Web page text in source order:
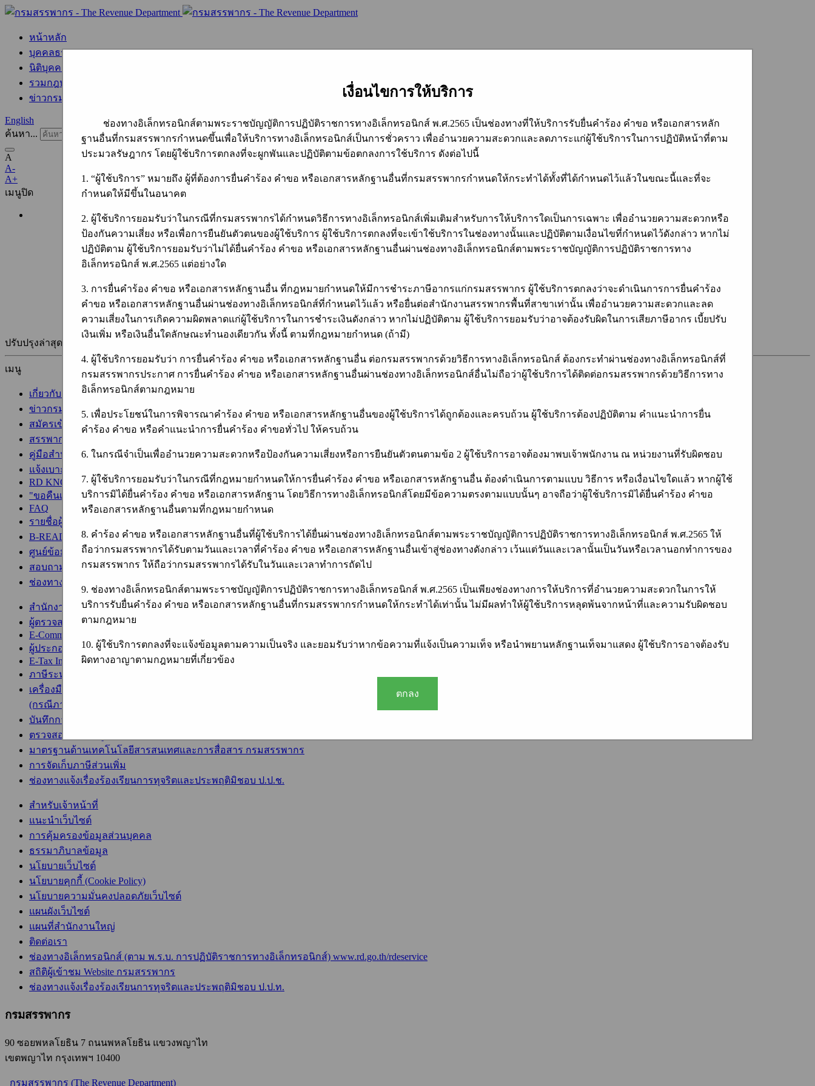
หน้าหลัก
บุคคลธรรมดา
นิติบุคคล
รวมกฎหมายภาษี
ข่าวกรมสรรพากร
English
ค้นหา...
A
A-
A+
เมนูปิด
โปรดอ่านเงื่อนไขการให้บริการก่อนใช้บริการ
เงื่อนไขการให้บริการ
เงื่อนไขการให้บริการ
ช่องทางอิเล็กทรอนิกส์ตามพระราชบัญญัติการปฏิบัติราชการทางอิเล็กทรอนิกส์ พ.ศ.2565 เป็นช่องทางที่ให้บริการรับยื่นคำร้อง คำขอ หรือเอกสารหลัก
ฐานอื่นที่กรมสรรพากรกำหนดขึ้นเพื่อให้บริการทางอิเล็กทรอนิกส์เป็นการชั่วคราว เพื่ออำนวยความสะดวกและลดภาระแก่ผู้ใช้บริการในการปฏิบัติหน้าที่ตาม
ประมวลรัษฎากร โดยผู้ใช้บริการตกลงที่จะผูกพันและปฏิบัติตามข้อตกลงการใช้บริการ ดังต่อไปนี้
1. “ผู้ใช้บริการ” หมายถึง ผู้ที่ต้องการยื่นคำร้อง คำขอ หรือเอกสารหลักฐานอื่นที่กรมสรรพากรกำหนดให้กระทำได้ทั้งที่ได้กำหนดไว้แล้วในขณะนี้และที่จะ
กำหนดให้มีขึ้นในอนาคต
2. ผู้ใช้บริการยอมรับว่าในกรณีที่กรมสรรพากรได้กำหนดวิธีการทางอิเล็กทรอนิกส์เพิ่มเติมสำหรับการให้บริการใดเป็นการเฉพาะ เพื่ออำนวยความสะดวกหรือ
ป้องกันความเสี่ยง หรือเพื่อการยืนยันตัวตนของผู้ใช้บริการ ผู้ใช้บริการตกลงที่จะเข้าใช้บริการในช่องทางนั้นและปฏิบัติตามเงื่อนไขที่กำหนดไว้ดังกล่าว หากไม่
ปฏิบัติตาม ผู้ใช้บริการยอมรับว่าไม่ได้ยื่นคำร้อง คำขอ หรือเอกสารหลักฐานอื่นผ่านช่องทางอิเล็กทรอนิกส์ตามพระราชบัญญัติการปฏิบัติราชการทาง
อิเล็กทรอนิกส์ พ.ศ.2565 แต่อย่างใด
3. การยื่นคำร้อง คำขอ หรือเอกสารหลักฐานอื่น ที่กฎหมายกำหนดให้มีการชำระภาษีอากรแก่กรมสรรพากร ผู้ใช้บริการตกลงว่าจะดำเนินการการยื่นคำร้อง
คำขอ หรือเอกสารหลักฐานอื่นผ่านช่องทางอิเล็กทรอนิกส์ที่กำหนดไว้แล้ว หรือยื่นต่อสำนักงานสรรพากรพื้นที่สาขาเท่านั้น เพื่ออำนวยความสะดวกและลด
ความเสี่ยงในการเกิดความผิดพลาดแก่ผู้ใช้บริการในการชำระเงินดังกล่าว หากไม่ปฏิบัติตาม ผู้ใช้บริการยอมรับว่าอาจต้องรับผิดในการเสียภาษีอากร เบี้ยปรับ
เงินเพิ่ม หรือเงินอื่นใดลักษณะทำนองเดียวกัน ทั้งนี้ ตามที่กฎหมายกำหนด (ถ้ามี)
4. ผู้ใช้บริการยอมรับว่า การยื่นคำร้อง คำขอ หรือเอกสารหลักฐานอื่น ต่อกรมสรรพากรด้วยวิธีการทางอิเล็กทรอนิกส์ ต้องกระทำผ่านช่องทางอิเล็กทรอนิกส์ที่
กรมสรรพากรประกาศ การยื่นคำร้อง คำขอ หรือเอกสารหลักฐานอื่นผ่านช่องทางอิเล็กทรอนิกส์อื่นไม่ถือว่าผู้ใช้บริการได้ติดต่อกรมสรรพากรด้วยวิธีการทาง
อิเล็กทรอนิกส์ตามกฎหมาย
5. เพื่อประโยชน์ในการพิจารณาคำร้อง คำขอ หรือเอกสารหลักฐานอื่นของผู้ใช้บริการได้ถูกต้องและครบถ้วน ผู้ใช้บริการต้องปฏิบัติตาม คำแนะนำการยื่น
คำร้อง คำขอ หรือคำแนะนำการยื่นคำร้อง คำขอทั่วไป ให้ครบถ้วน
6. ในกรณีจำเป็นเพื่ออำนวยความสะดวกหรือป้องกันความเสี่ยงหรือการยืนยันตัวตนตามข้อ 2 ผู้ใช้บริการอาจต้องมาพบเจ้าพนักงาน ณ หน่วยงานที่รับผิดชอบ
7. ผู้ใช้บริการยอมรับว่าในกรณีที่กฎหมายกำหนดให้การยื่นคำร้อง คำขอ หรือเอกสารหลักฐานอื่น ต้องดำเนินการตามแบบ วิธีการ หรือเงื่อนไขใดแล้ว หากผู้ใช้
บริการมิได้ยื่นคำร้อง คำขอ หรือเอกสารหลักฐาน โดยวิธีการทางอิเล็กทรอนิกส์โดยมีข้อความตรงตามแบบนั้นๆ อาจถือว่าผู้ใช้บริการมิได้ยื่นคำร้อง คำขอ
หรือเอกสารหลักฐานอื่นตามที่กฎหมายกำหนด
8. คำร้อง คำขอ หรือเอกสารหลักฐานอื่นที่ผู้ใช้บริการได้ยื่นผ่านช่องทางอิเล็กทรอนิกส์ตามพระราชบัญญัติการปฏิบัติราชการทางอิเล็กทรอนิกส์ พ.ศ.2565 ให้
ถือว่ากรมสรรพากรได้รับตามวันและเวลาที่คำร้อง คำขอ หรือเอกสารหลักฐานอื่นเข้าสู่ช่องทางดังกล่าว เว้นแต่วันและเวลานั้นเป็นวันหรือเวลานอกทำการของ
กรมสรรพากร ให้ถือว่ากรมสรรพากรได้รับในวันและเวลาทำการถัดไป
9. ช่องทางอิเล็กทรอนิกส์ตามพระราชบัญญัติการปฏิบัติราชการทางอิเล็กทรอนิกส์ พ.ศ.2565 เป็นเพียงช่องทางการให้บริการที่อำนวยความสะดวกในการให้
บริการรับยื่นคำร้อง คำขอ หรือเอกสารหลักฐานอื่นที่กรมสรรพากรกำหนดให้กระทำได้เท่านั้น ไม่มีผลทำให้ผู้ใช้บริการหลุดพ้นจากหน้าที่และความรับผิดชอบ
ตามกฎหมาย
10. ผู้ใช้บริการตกลงที่จะแจ้งข้อมูลตามความเป็นจริง และยอมรับว่าหากข้อความที่แจ้งเป็นความเท็จ หรือนำพยานหลักฐานเท็จมาแสดง ผู้ใช้บริการอาจต้องรับ
ผิดทางอาญาตามกฎหมายที่เกี่ยวข้อง
ตกลง
ปรับปรุงล่าสุด: 10-01-2023
เมนู
เกี่ยวกับกรมสรรพากร
ข่าวกรมสรรพากร
สมัครเข้ารับราชการ
สรรพากรสาส์น
คู่มือสำหรับประชาชน
แจ้งเบาะแสหลีกเลี่ยงภาษี
RD KNOWLEDGE
"ขอคืนเงินภาษี" มีคำตอบ
FAQ
รายชื่อผู้ให้บริการจัดทำหรือนำส่งข้อมูลอิเล็กทรอนิกส์
B-READY ด้านภาษีโดยธนาคารโลก
ศูนย์ข้อมูลข่าวสารอิเล็กทรอนิกส์ของราชการ กรมสรรพากร
สอบถามความพึงพอใจการใช้งานเว็บไซต์
ช่องทางแจ้งเรื่องร้องเรียนการทุจริตและประพฤติมิชอบ กรมสรรพากร
สำนักงานบัญชีตัวแทน
ผู้ตรวจสอบและรับรองบัญชี
E-Commerce
ผู้ประกอบการ SMEs
E-Tax Info
ภาษีระหว่างประเทศ
เครื่องมือช่วยคำนวณเครดิตภาษีสำหรับผู้มีเงินได้จากต่างประเทศ
(กรณีภาษีเงินได้บุคคลธรรมดา)
บันทึกการบริจาค e-Donation
ตรวจสอบรายชื่อผู้ประกอบการเข้าระบบ e-Tax Invoice & e-Receipt
มาตรฐานด้านเทคโนโลยีสารสนเทศและการสื่อสาร กรมสรรพากร
การจัดเก็บภาษีส่วนเพิ่ม
ช่องทางแจ้งเรื่องร้องเรียนการทุจริตและประพฤติมิชอบ ป.ป.ช.
สำหรับเจ้าหน้าที่
แนะนำเว็บไซต์
การคุ้มครองข้อมูลส่วนบุคคล
ธรรมาภิบาลข้อมูล
นโยบายเว็บไซต์
นโยบายคุกกี้ (Cookie Policy)
นโยบายความมั่นคงปลอดภัยเว็บไซต์
แผนผังเว็บไซต์
แผนที่สำนักงานใหญ่
ติดต่อเรา
ช่องทางอิเล็กทรอนิกส์ (ตาม พ.ร.บ. การปฏิบัติราชการทางอิเล็กทรอนิกส์) www.rd.go.th/rdeservice
สถิติผู้เข้าชม Website กรมสรรพากร
ช่องทางแจ้งเรื่องร้องเรียนการทุจริตและประพฤติมิชอบ ป.ป.ท.
กรมสรรพากร
90 ซอยพหลโยธิน 7 ถนนพหลโยธิน แขวงพญาไท
เขตพญาไท กรุงเทพฯ 10400
กรมสรรพากร (The Revenue Department)